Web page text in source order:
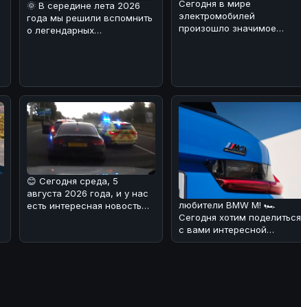
🌞 В середине лета 2026
года мы решили вспомнить
о легендарных
Сегодня в мире
электромобилей
произошло значимое
😊 Сегодня среда, 5
августа 2026 года, и у нас
есть интересная новость
любители BMW M! 🏎
Сегодня хотим поделиться
с вами интересной
новостью: следующее